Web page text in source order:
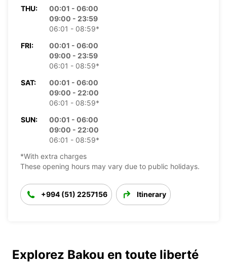
THU:
00:01 - 06:00
09:00 - 23:59
06:01 - 08:59*
FRI:
00:01 - 06:00
09:00 - 23:59
06:01 - 08:59*
SAT:
00:01 - 06:00
09:00 - 22:00
06:01 - 08:59*
SUN:
00:01 - 06:00
09:00 - 22:00
06:01 - 08:59*
*With extra charges
These opening hours may vary due to public holidays.
+994 (51) 2257156 Itinerary
Explorez Bakou en toute liberté